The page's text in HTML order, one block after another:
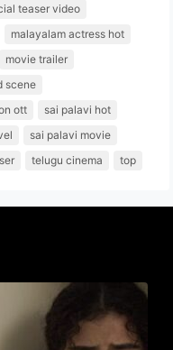
teaser video
malayalam actress hot
movie trailer
scene
ott
sai palavi hot
sai palavi movie
telugu cinema top
അനുപമ പരമേശ്വരൻ;